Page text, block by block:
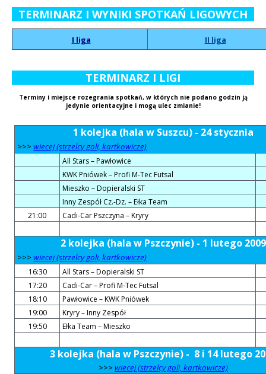
TERMINARZ I WYNIKI SPOTKAŃ LIGOWYCH
I liga II liga
TERMINARZ I LIGI
Terminy i miejsce rozegrania spotkań, w których nie podano godzin ją
jedynie orientacyjne i mogą ulec zmianie!
1 kolejka (hala w Suszcu) - 24 stycznia
>>>wiecej (strzelcy goli, kartkowicze)
All Stars – Pawłowice
KWK Pniówek – Profi M-Tec Futsal
Mieszko – Dopieralski ST
Inny Zespół Cz.-Dz. – Ełka Team
21:00
Cadi-Car Pszczyna – Kryry
2 kolejka (hala w Pszczynie) - 1 lutego 2009
>>>wiecej (strzelcy goli, kartkowicze)
16:30
All Stars – Dopieralski ST
17:20
Cadi-Car – Profi M-Tec Futsal
18:10
Pawłowice – KWK Pniówek
19:00
Kryry – Inny Zespół
19:50
Ełka Team – Mieszko
3 kolejka (hala w Pszczynie) - 8 i 14 lutego
>>>wiecej (strzelcy goli, kartkowicze)